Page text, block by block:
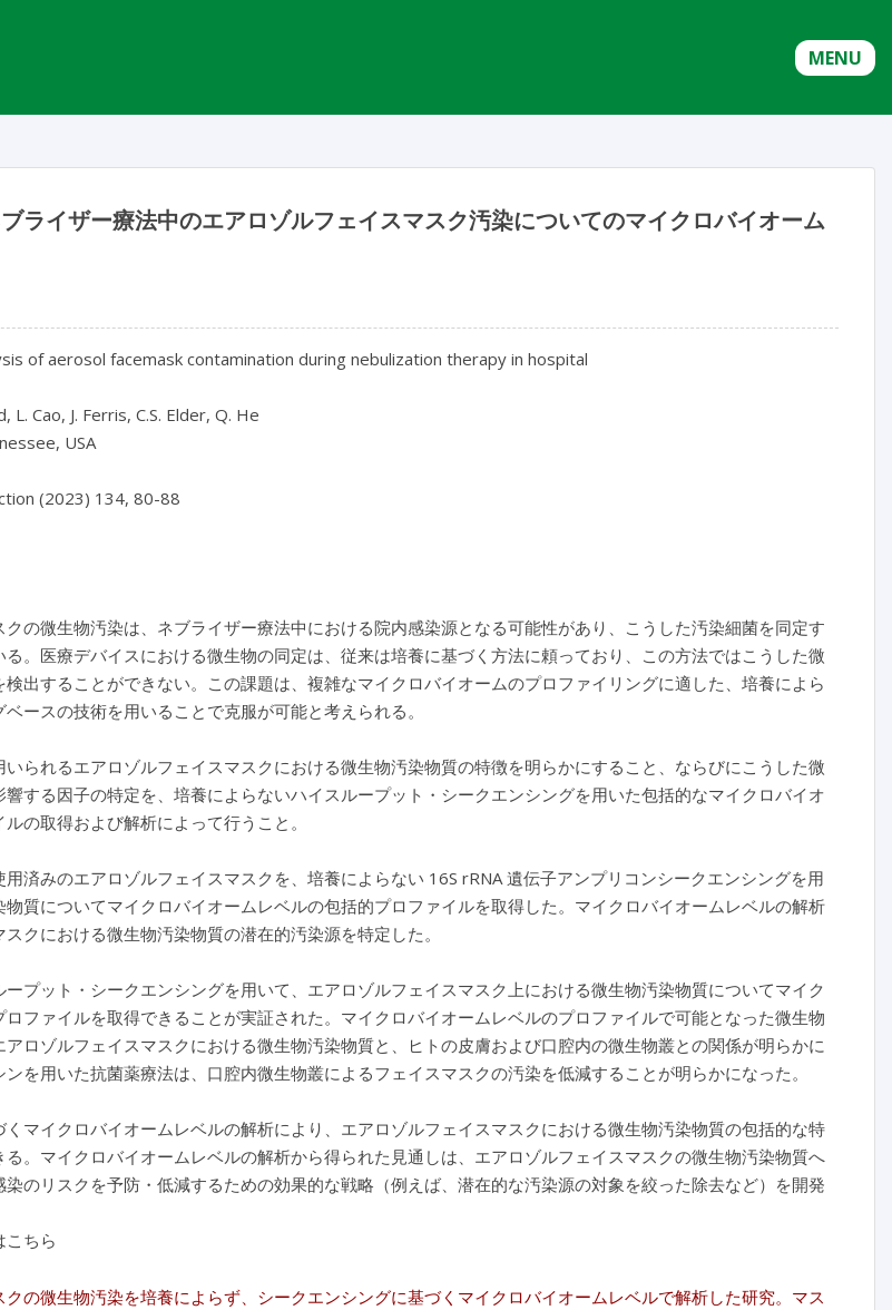
MENU
ライザー療法中のエアロゾルフェイスマスク汚染についてのマイクロバイオーム
of aerosol facemask contamination during nebulization therapy in hospital
L. Cao, J. Ferris, C.S. Elder, Q. He
USA
(2023) 134, 80-88
の微生物汚染は、ネブライザー療法中における院内感染源となる可能性があり、こうした汚染細菌を同定す
る。医療デバイスにおける微生物の同定は、従来は培養に基づく方法に頼っており、この方法ではこうした微
出することができない。この課題は、複雑なマイクロバイオームのプロファイリングに適した、培養によら
ースの技術を用いることで克服が可能と考えられる。
られるエアロゾルフェイスマスクにおける微生物汚染物質の特徴を明らかにすること、ならびにこうした微
する因子の特定を、培養によらないハイスループット・シークエンシングを用いた包括的なマイクロバイオ
の取得および解析によって行うこと。
用済みのエアロゾルフェイスマスクを、培養によらない 16S rRNA 遺伝子アンプリコンシークエンシングを用
質についてマイクロバイオームレベルの包括的プロファイルを取得した。マイクロバイオームレベルの解析
クにおける微生物汚染物質の潜在的汚染源を特定した。
プット・シークエンシングを用いて、エアロゾルフェイスマスク上における微生物汚染物質についてマイク
ロファイルを取得できることが実証された。マイクロバイオームレベルのプロファイルで可能となった微生物
ロゾルフェイスマスクにおける微生物汚染物質と、ヒトの皮膚および口腔内の微生物叢との関係が明らかに
を用いた抗菌薬療法は、口腔内微生物叢によるフェイスマスクの汚染を低減することが明らかになった。
マイクロバイオームレベルの解析により、エアロゾルフェイスマスクにおける微生物汚染物質の包括的な特
。マイクロバイオームレベルの解析から得られた見通しは、エアロゾルフェイスマスクの微生物汚染物質へ
のリスクを予防・低減するための効果的な戦略（例えば、潜在的な汚染源の対象を絞った除去など）を開発
こちら
の微生物汚染を培養によらず、シークエンシングに基づくマイクロバイオームレベルで解析した研究。マス